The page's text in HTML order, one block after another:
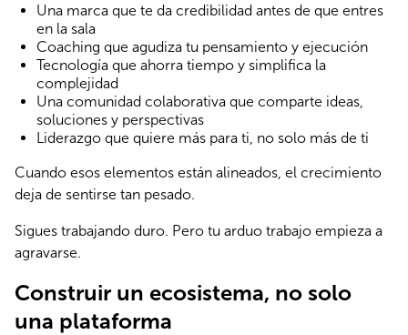
Una marca que te da credibilidad antes de que entres
en la sala
Coaching que agudiza tu pensamiento y ejecución
Tecnología que ahorra tiempo y simplifica la
complejidad
Una comunidad colaborativa que comparte ideas,
soluciones y perspectivas
Liderazgo que quiere más para ti, no solo más de ti
Cuando esos elementos están alineados, el crecimiento
deja de sentirse tan pesado.
Sigues trabajando duro. Pero tu arduo trabajo empieza a
agravarse.
Construir un ecosistema, no solo
una plataforma